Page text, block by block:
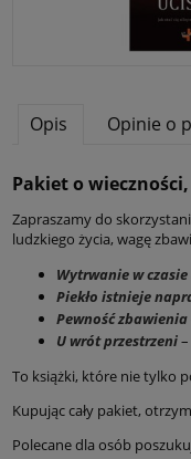
Opis Opinie o
Pakiet o
Zapraszamy do
ludzkiego życia, wagę
Wytrwanie w
Piekło istnieje
Pewność zbawienia
U wrót przestrzeni
To książki, które nie tylko
Kupując cały pakiet,
Polecane dla osób